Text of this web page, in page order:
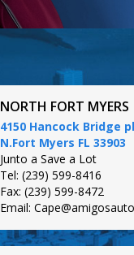
NORTH FORT MYERS
4150 Hancock Bridge
N.Fort Myers FL 33903
Junto a Save a Lot
Tel: (239) 599-8416
Fax: (239) 599-8472
Email: